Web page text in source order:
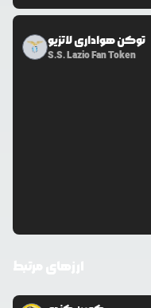
توکن هواداری لاتزیو
S.S. Lazio Fan Token